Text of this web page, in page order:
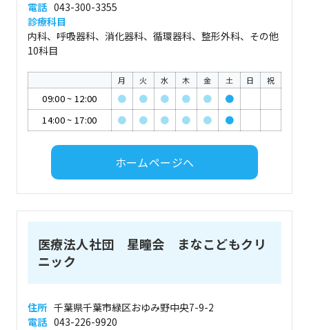
電話 043-300-3355
診療科目
内科、呼吸器科、消化器科、循環器科、整形外科、その他
10科目
月 火 水 木 金 土 日 祝
09:00~ 12:00 ● ● ● ● ●
●
14:00~ 17:00 ● ● ● ● ● ●
ホームページへ
医療法人社団 星瞳会 まなこどもクリ
ニック
住所 千葉県千葉市緑区おゆみ野中央7-9-2
電話 043-226-9920